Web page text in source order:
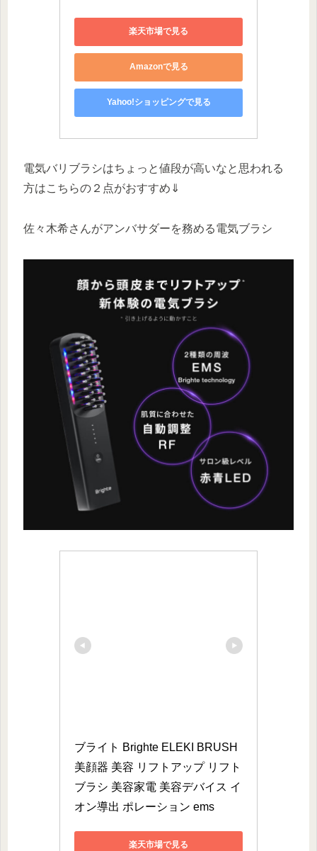
楽天市場で見る
Amazonで見る
Yahoo!ショッピングで見る
電気バリブラシはちょっと値段が高いなと思われる
方はこちらの２点がおすすめ⇓
佐々木希さんがアンバサダーを務める電気ブラシ
ブライト Brighte ELEKI BRUSH
美顔器 美容 リフトアップ リフト
ブラシ 美容家電 美容デバイス イ
オン導出 ポレーション ems
楽天市場で見る